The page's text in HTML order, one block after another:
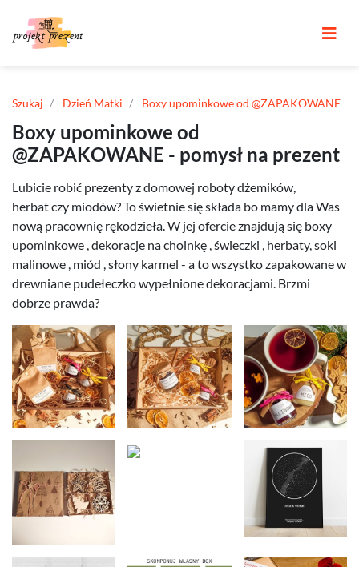
Szukaj Dzień Matki Boxy upominkowe od @ZAPAKOWANE
Boxy upominkowe od
@ZAPAKOWANE - pomysł na prezent
Lubicie robić prezenty z domowej roboty dżemików,
herbat czy miodów? To świetnie się składa bo mamy dla Was
nową pracownię rękodzieła. W jej ofercie znajdują się boxy
upominkowe , dekoracje na choinkę , świeczki , herbaty, soki
malinowe , miód , słony karmel - a to wszystko zapakowane w
drewniane pudełeczko wypełnione dekoracjami. Brzmi
dobrze prawda?